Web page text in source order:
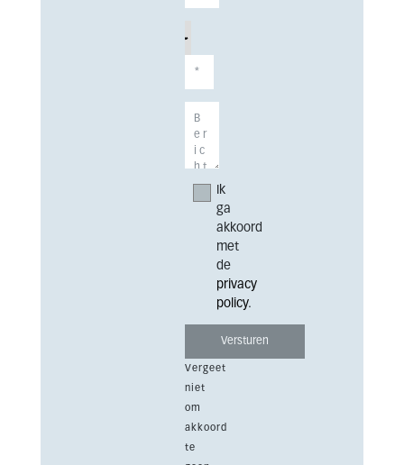
Ik
ga
akkoord
met
de
privacy
policy.
Vergeet
niet
om
akkoord
te